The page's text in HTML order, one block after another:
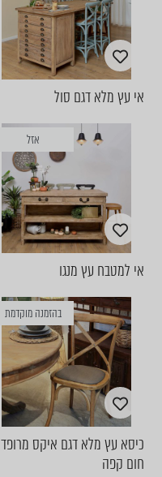
אי עץ מלא דגם סול
אזל
אי למטבח עץ מנגו
בהזמנה מוקדמת
כיסא עץ מלא דגם איקס מרופד
חום קפה